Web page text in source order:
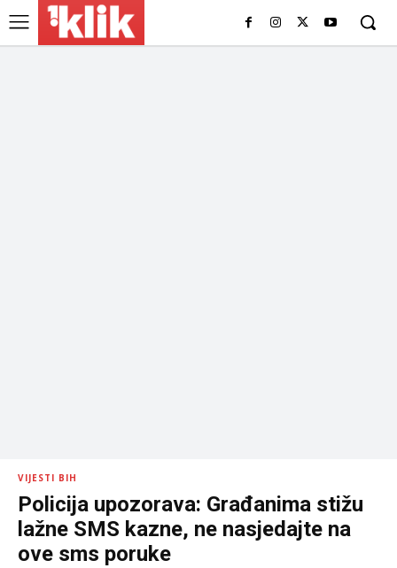
VIJESTI BIH
Policija upozorava: Građanima stižu
lažne SMS kazne, ne nasjedajte na
ove sms poruke